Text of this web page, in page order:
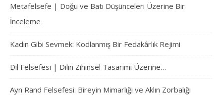
Metafelsefe | Doğu ve Batı Düşünceleri Üzerine Bir
İnceleme
Kadın Gibi Sevmek: Kodlanmış Bir Fedakârlık Rejimi
Dil Felsefesi | Dilin Zihinsel Tasarımı Üzerine…
Ayn Rand Felsefesi: Bireyin Mimarlığı ve Aklın Zorbalığı